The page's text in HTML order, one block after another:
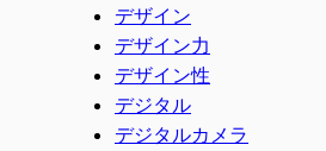
デザイン
デザイン力
デザイン性
デジタル
デジタルカメラ